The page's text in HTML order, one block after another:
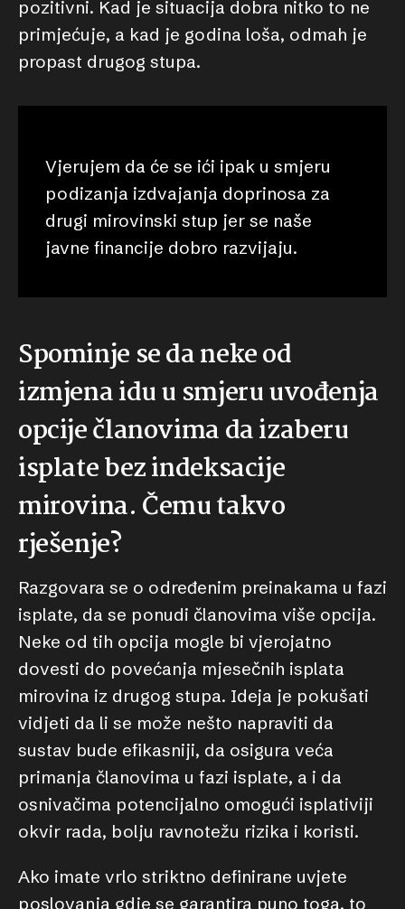
pozitivni. Kad je situacija dobra nitko to ne
primjećuje, a kad je godina loša, odmah je
propast drugog stupa.
Vjerujem da će se ići ipak u smjeru
podizanja izdvajanja doprinosa za
drugi mirovinski stup jer se naše
javne financije dobro razvijaju.
Spominje se da neke od
izmjena idu u smjeru uvođenja
opcije članovima da izaberu
isplate bez indeksacije
mirovina. Čemu takvo
rješenje?
Razgovara se o određenim preinakama u fazi
isplate, da se ponudi članovima više opcija.
Neke od tih opcija mogle bi vjerojatno
dovesti do povećanja mjesečnih isplata
mirovina iz drugog stupa. Ideja je pokušati
vidjeti da li se može nešto napraviti da
sustav bude efikasniji, da osigura veća
primanja članovima u fazi isplate, a i da
osnivačima potencijalno omogući isplativiji
okvir rada, bolju ravnotežu rizika i koristi.
Ako imate vrlo striktno definirane uvjete
poslovanja gdje se garantira puno toga, to